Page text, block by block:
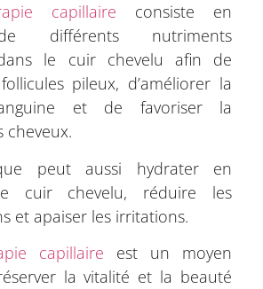
capillaire consiste en
différents nutriments
le cuir chevelu afin de
pileux, d’améliorer la
et de favoriser la
cheveux.
peut aussi hydrater en
cuir chevelu, réduire les
et apaiser les irritations.
capillaire est un moyen
la vitalité et la beauté